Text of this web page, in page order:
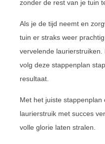
zonder de rest van je tuin
Als je de tijd neemt en
tuin er straks weer
vervelende
volg deze stappenplan
resultaat.
Met het juiste stappenplan
laurierstruik met succes
volle glorie laten stralen.